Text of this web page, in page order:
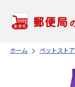
ホーム ペットストア